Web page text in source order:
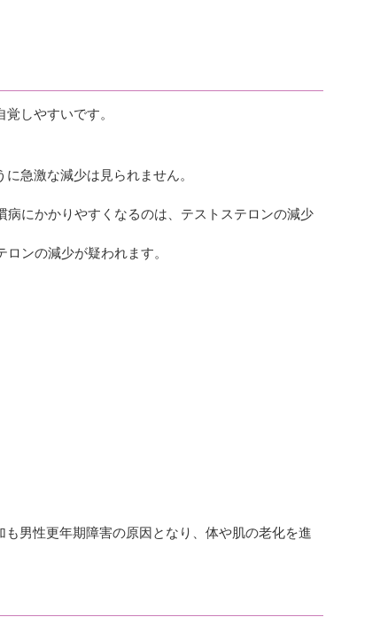
しやすいです。
急激な減少は見られません。
にかかりやすくなるのは、テストステロンの減少
ンの減少が疑われます。
男性更年期障害の原因となり、体や肌の老化を進